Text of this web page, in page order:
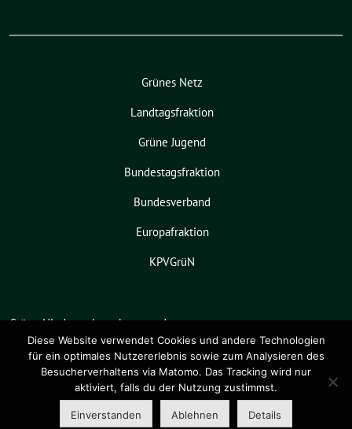
Grünes Netz
Landtagsfraktion
Grüne Jugend
Bundestagsfraktion
Bundesverband
Europafraktion
KPVGrüN
Grüne Niedersachsen benutzt das
freie grüne Themesunflower ‐ ein
Angebot derverdigado eG.
Diese Website verwendet Cookies und andere Technologien
für ein optimales Nutzererlebnis sowie zum Analysieren des
Besucherverhaltens via Matomo. Das Tracking wird nur
aktiviert, falls du der Nutzung zustimmst.
Einverstanden Ablehnen Details